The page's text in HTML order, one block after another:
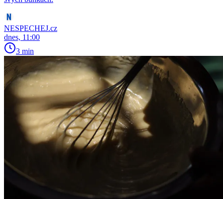
NESPECHEJ.cz
dnes, 11:00
3 min